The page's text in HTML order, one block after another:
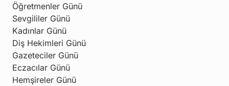
Öğretmenler Günü
Sevgililer Günü
Kadınlar Günü
Diş Hekimleri Günü
Gazeteciler Günü
Eczacılar Günü
Hemşireler Günü